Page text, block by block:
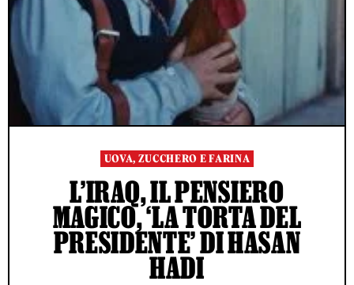
UOVA, ZUCCHERO E FARINA
L’IRAQ, IL PENSIERO
MAGICO, ‘LA TORTA DEL
PRESIDENTE’ DI HASAN
HADI